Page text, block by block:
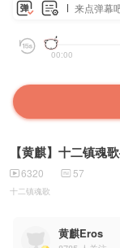
来点弹幕
00:00
【黄麒】十二镇
6320 57
十二镇魂歌
黄麒Eros